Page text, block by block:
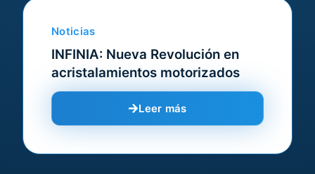
Noticias
INFINIA: Nueva Revolución en
acristalamientos motorizados
Leer más